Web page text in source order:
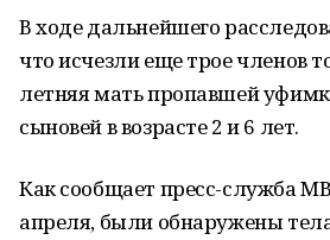
В ходе дальнейшего
что исчезли еще трое членов
летняя мать пропавшей
сыновей в возрасте 2 и 6 лет.
Как сообщает пресс-служба
апреля, были обнаружены